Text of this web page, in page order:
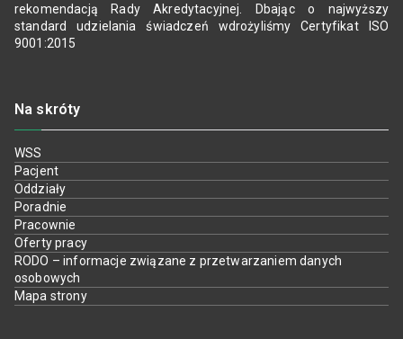
rekomendacją Rady Akredytacyjnej. Dbając o najwyższy
standard udzielania świadczeń wdrożyliśmy Certyfikat ISO
9001:2015
Na skróty
WSS
Pacjent
Oddziały
Poradnie
Pracownie
Oferty pracy
RODO – informacje związane z przetwarzaniem danych
osobowych
Mapa strony